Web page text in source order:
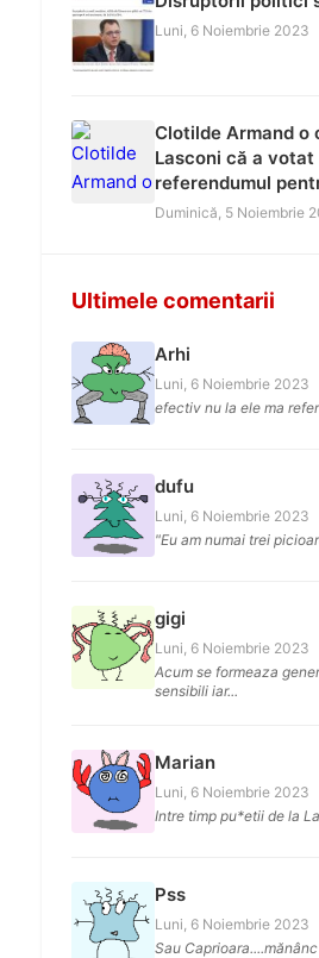
Luni, 6 Noiembrie 2023
Clotilde Armand o
Lasconi că a votat
referendumul
Duminică, 5 Noiembrie
Ultimele comentarii
Arhi
Luni, 6 Noiembrie 2023
efectiv nu la ele ma
dufu
Luni, 6 Noiembrie 2023
"Eu am numai trei
gigi
Luni, 6 Noiembrie 2023
Acum se formeaza
sensibili iar...
Marian
Luni, 6 Noiembrie 2023
Intre timp pu*etii de la
Pss
Luni, 6 Noiembrie 2023
Sau